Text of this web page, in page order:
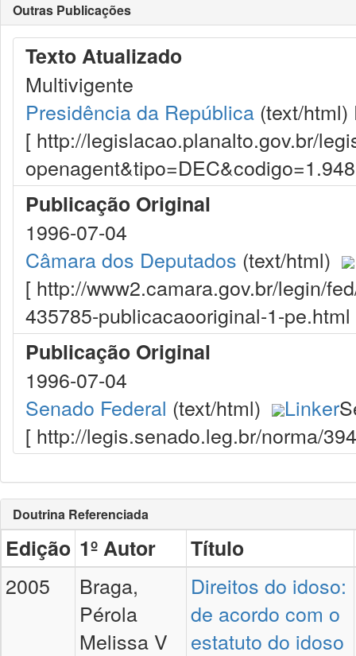
Outras Publicações
Texto Atualizado
Multivigente
Presidência da República (text/html)
[ http://legislacao.planalto.gov.br/
Publicação Original
1996-07-04
Câmara dos Deputados (text/html)
[ http://www2.camara.gov.br/legin/
435785-publicacaooriginal-1-pe.html
Publicação Original
1996-07-04
Senado Federal (text/html) Linker
[ http://legis.senado.leg.br/norma/
Doutrina Referenciada
Edição 1º Autor
Título
2005
Braga,
Pérola
Melissa V
Direitos do idoso:
de acordo com o
estatuto do idoso